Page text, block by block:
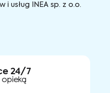
usług INEA sp. z o.o.
24/7
opieką